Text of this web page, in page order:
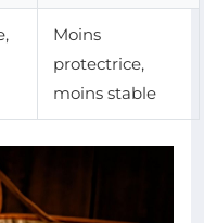
Moins
protectrice,
moins stable